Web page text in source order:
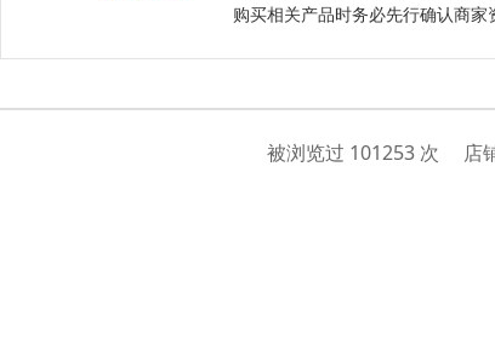
购买相关产品时务必先行确认商家
被浏览过 101253 次 店